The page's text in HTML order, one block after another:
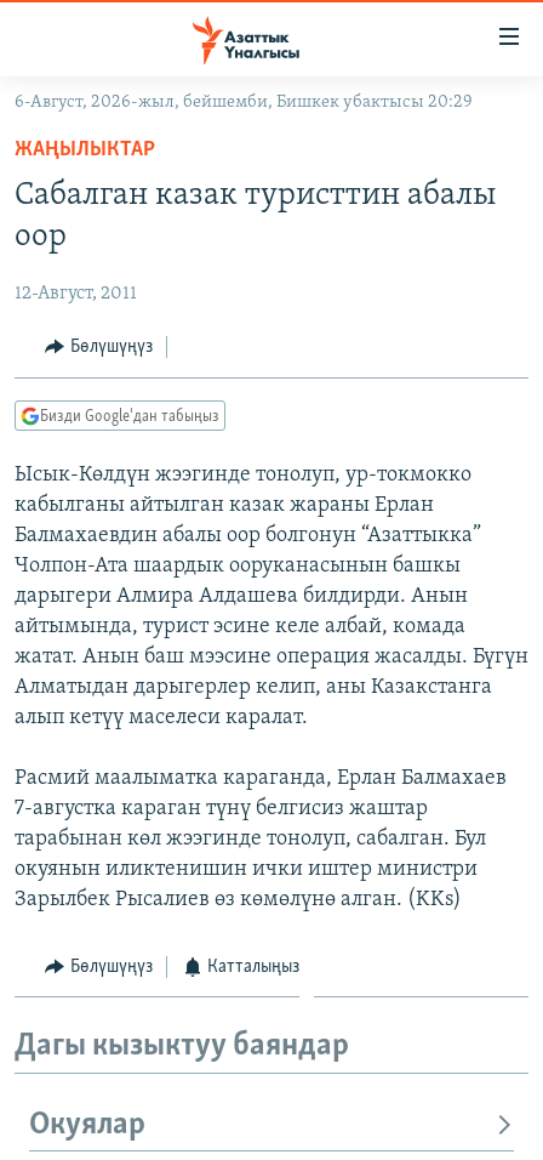
Навигацияга
өтүңүз
Издөөгө
салыңыз
КЫРГЫЗСТАН
ЭКОНОМИКА
МАДАНИЯТ
БОРБОР АЗИЯ
УКРАИНА
АТАЙЫН ИЛИКТӨӨ
ТВ ПРОГРАММАЛАР
ЭКСПЕРТТЕР ТАЛДАЙТ
БИЗ ЖАНА ДҮЙНӨ
ЭЖЕ-СИҢДИЛЕР
АЗАТТЫК+
ЫҢГАЙСЫЗ СУРООЛОР
ӨЗГӨЧӨ ПИКИР
Русский
ОНЛАЙН ШЕРИНЕ
ЭЕ/АРнун бардык сайттары
6-Август, 2026-жыл, бейшемби, Бишкек убактысы 20:29
ЖАҢЫЛЫКТАР
Сабалган казак туристтин абалы
оор
12-Август, 2011
Бөлүшүңүз
Бизди Google'дан табыңыз
Ысык-Көлдүн жээгинде тонолуп, ур-токмокко
кабылганы айтылган казак жараны Ерлан
Балмахаевдин абалы оор болгонун “Азаттыкка”
Чолпон-Ата шаардык ооруканасынын башкы
дарыгери Алмира Алдашева билдирди. Анын
айтымында, турист эсине келе албай, комада
жатат. Анын баш мээсине операция жасалды. Бүгүн
Алматыдан дарыгерлер келип, аны Казакстанга
алып кетүү маселеси каралат.
Расмий маалыматка караганда, Ерлан Балмахаев
7-августка караган түнү белгисиз жаштар
тарабынан көл жээгинде тонолуп, сабалган. Бул
окуянын иликтенишин ички иштер министри
Зарылбек Рысалиев өз көмөлүнө алган. (KKs)
Бөлүшүңүз Катталыңыз
Дагы кызыктуу баяндар
Окуялар